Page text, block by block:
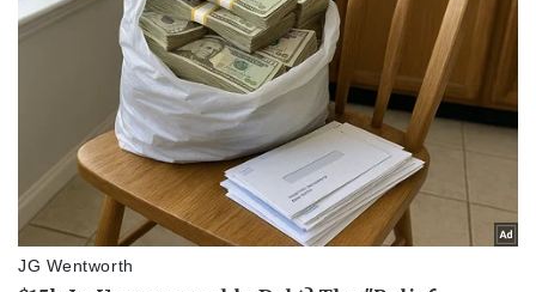
Doanh nghiệp
Thông tin doanh nghiệp
Doanh nghiệp 24h
Doanh nhân
Vì cộng đồng
Công nghệ
Sành điệu
Tin Công nghệ
Trải nghiệm
Chuyển đổi số